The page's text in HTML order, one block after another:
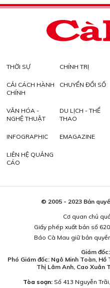
THỜI SỰ CHÍNH TRỊ
CẢI CÁCH HÀNH
CHÍNH
CHUYỂN ĐỔI SỐ
VĂN HÓA -
NGHỆ THUẬT
DU LỊCH - THỂ
THAO
INFOGRAPHIC EMAGAZINE
LIÊN HỆ QUẢNG
CÁO
© 2005 - 2023 Bản
Cơ quan chủ
Giấy phép xuất bản số
Báo Cà Mau giữ bản
Giám
Phó Giám đốc: Ngô Minh Toàn,
Thị Lâm Anh, Cao Xuân
Tòa soạn:Số 413 Nguyễn